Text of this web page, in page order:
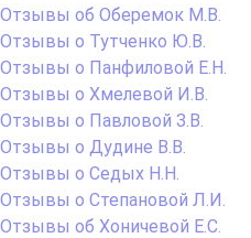
Отзывы об Оберемок М.В.
Отзывы о Тутченко Ю.В.
Отзывы о Панфиловой Е.Н.
Отзывы о Хмелевой И.В.
Отзывы о Павловой З.В.
Отзывы о Дудине В.В.
Отзывы о Седых Н.Н.
Отзывы о Степановой Л.И.
Отзывы об Хоничевой Е.С.